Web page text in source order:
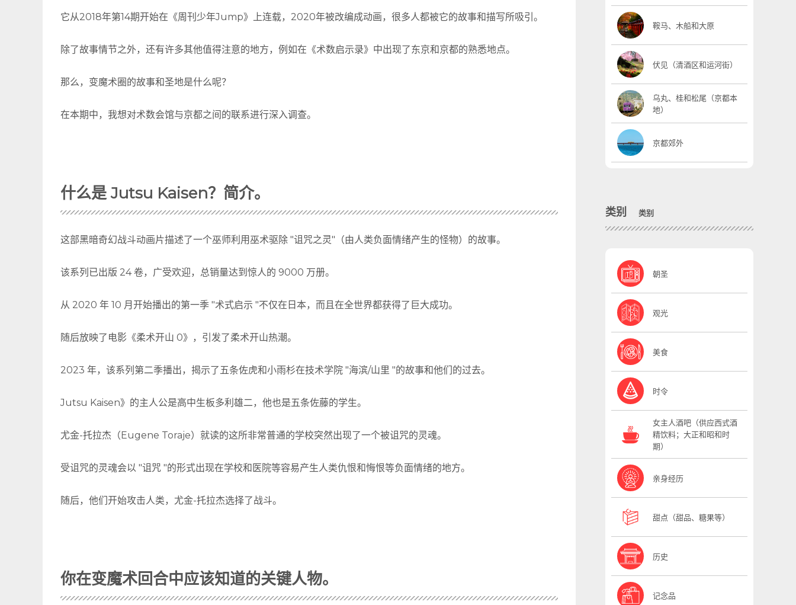
它从2018年第14期开始在《周刊少年Jump》上连载，2020年被改编成动画，很多人都被它的故事和描写所吸引。
除了故事情节之外，还有许多其他值得注意的地方，例如在《术数启示录》中出现了东京和京都的熟悉地点。
那么，变魔术圈的故事和圣地是什么呢？
在本期中，我想对术数会馆与京都之间的联系进行深入调查。
什么是 Jutsu Kaisen？简介。
这部黑暗奇幻战斗动画片描述了一个巫师利用巫术驱除 "诅咒之灵"（由人类负面情绪产生的怪物）的故事。
该系列已出版 24 卷，广受欢迎，总销量达到惊人的 9000 万册。
从 2020 年 10 月开始播出的第一季 "术式启示 "不仅在日本，而且在全世界都获得了巨大成功。
随后放映了电影《柔术开山 0》，引发了柔术开山热潮。
2023 年，该系列第二季播出，揭示了五条佐虎和小雨杉在技术学院 "海滨/山里 "的故事和他们的过去。
Jutsu Kaisen》的主人公是高中生板多利雄二，他也是五条佐藤的学生。
尤金-托拉杰（Eugene Toraje）就读的这所非常普通的学校突然出现了一个被诅咒的灵魂。
受诅咒的灵魂会以 "诅咒 "的形式出现在学校和医院等容易产生人类仇恨和悔恨等负面情绪的地方。
随后，他们开始攻击人类，尤金-托拉杰选择了战斗。
你在变魔术回合中应该知道的关键人物。
鞍马、木船和大原
伏见（清酒区和运河街）
乌丸、桂和松尾（京都本
地）
京都郊外
类别 类别
朝圣
观光
美食
时令
女主人酒吧（供应西式酒
精饮料；大正和昭和时
期）
亲身经历
甜点（甜品、糖果等）
历史
记念品